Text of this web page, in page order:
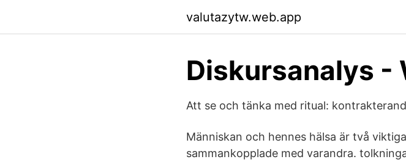
valutazytw.web.app
Diskursanalys -
Att se och tänka med ritual:
Människan och hennes hälsa är två
sammankopplade med varandra.